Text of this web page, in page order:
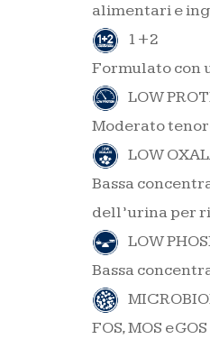
alimentari e
1+2
Formulato con
LOW
Moderato
LOW
Bassa
dell’urina per
LOW
Bassa
FOS, MOS e